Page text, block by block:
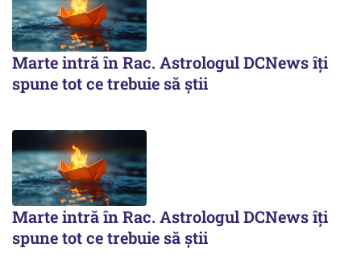
Marte intră în Rac. Astrologul DCNews îți
spune tot ce trebuie să știi
Marte intră în Rac. Astrologul DCNews îți
spune tot ce trebuie să știi